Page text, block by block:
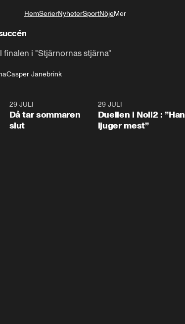
HemSerierNyheterSportNöjeMer
i "Stjärnornas stjärna"
Casper Janebrink
29 JULI
Då tar sommaren
slut
29 JULI
Duellen i Noll2 : ”Han
ljuger mest”